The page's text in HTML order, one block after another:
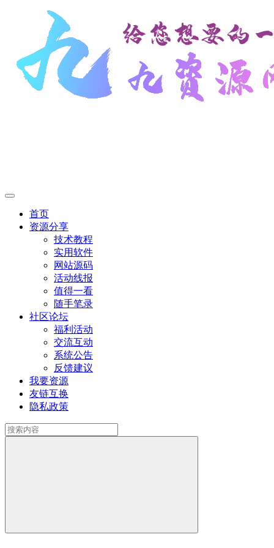
首页
资源分享
技术教程
实用软件
网站源码
活动线报
值得一看
随手笔录
社区论坛
福利活动
交流互动
系统公告
反馈建议
我要资源
友链互换
隐私政策